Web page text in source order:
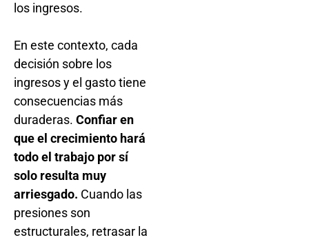
los ingresos.
En este contexto, cada
decisión sobre los
ingresos y el gasto tiene
consecuencias más
duraderas. Confiar en
que el crecimiento hará
todo el trabajo por sí
solo resulta muy
arriesgado. Cuando las
presiones son
estructurales, retrasar la